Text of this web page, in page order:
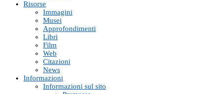
Risorse
Immagini
Musei
Approfondimenti
Libri
Film
Web
Citazioni
News
Informazioni
Informazioni sul sito